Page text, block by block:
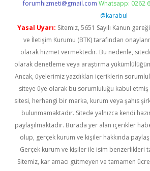
forumhizmeti@gmail.com Whatsapp: 0262
@karabul
Yasal Uyarı: Sitemiz, 5651 Sayılı Kanun
ve İletişim Kurumu (BTK) tarafından
olarak hizmet vermektedir. Bu nedenle,
olarak denetleme veya araştırma
Ancak, üyelerimiz yazdıkları içeriklerin
siteye üye olarak bu sorumluluğu kabul etmiş
sitesi, herhangi bir marka, kurum veya şahıs
bulunmamaktadır. Sitede yalnızca kendi
paylaşılmaktadır. Burada yer alan içerikler
olup, gerçek kurum ve kişiler hakkında
Gerçek kurum ve kişiler ile isim benzerlikleri
Sitemiz, kar amacı gütmeyen ve tamamen